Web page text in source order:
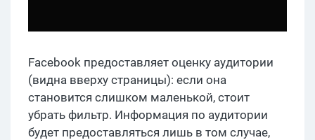
Facebook предоставляет оценку аудитории
(видна вверху страницы): если она
становится слишком маленькой, стоит
убрать фильтр. Информация по аудитории
будет предоставляться лишь в том случае,